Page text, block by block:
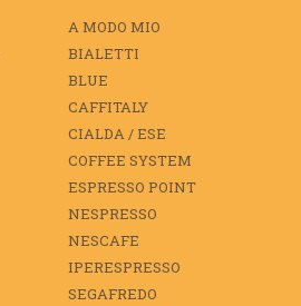
A MODO MIO
BIALETTI
BLUE
CAFFITALY
CIALDA / ESE
COFFEE SYSTEM
ESPRESSO POINT
NESPRESSO
NESCAFE
IPERESPRESSO
SEGAFREDO